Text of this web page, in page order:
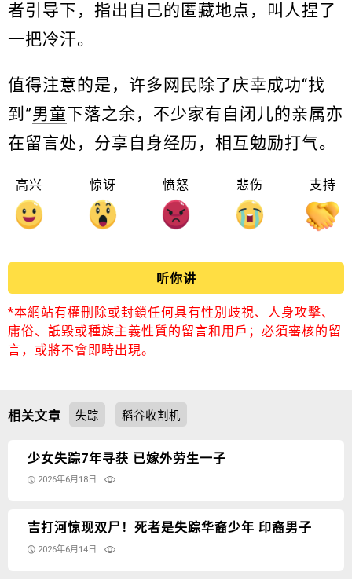
者引导下，指出自己的匿藏地点，叫人捏了
一把冷汗。
值得注意的是，许多网民除了庆幸成功“找
到”男童下落之余，不少家有自闭儿的亲属亦
在留言处，分享自身经历，相互勉励打气。
高兴 惊讶 愤怒 悲伤 支持
听你讲
*本網站有權刪除或封鎖任何具有性別歧視、人身攻擊、
庸俗、詆毀或種族主義性質的留言和用戶；必須審核的留
言，或將不會即時出現。
相关文章 失踪 稻谷收割机
少女失踪7年寻获 已嫁外劳生一子
2026年6月18日
吉打河惊现双尸！死者是失踪华裔少年 印裔男子
2026年6月14日